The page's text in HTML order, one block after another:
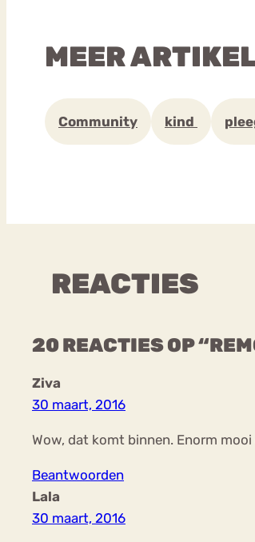
MEER
Community kind
REACTIES
20 REACTIES OP
Ziva
30 maart, 2016
Wow, dat komt binnen. Enorm
Beantwoorden
Lala
30 maart, 2016